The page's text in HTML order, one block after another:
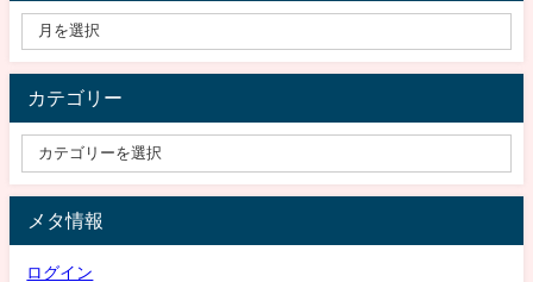
カテゴリー
メタ情報
ログイン